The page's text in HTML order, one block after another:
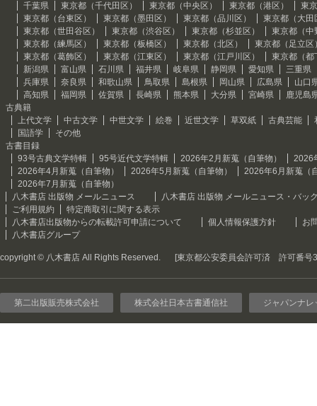
千葉県
東京都（千代田区） 東京都（中央区） 東京都（港区）
東
東京都（台東区）
東京都（墨田区） 東京都（品川区）
東京都（大田
東京都（世田谷区）
東京都（渋谷区） 東京都（杉並区）
東京都（中
東京都（練馬区）
東京都（板橋区） 東京都（北区）
東京都（足立区
東京都（葛飾区）
東京都（江東区） 東京都（江戸川区）
東京都（都
新潟県
富山県 石川県 福井県 岐阜県 静岡県 愛知県
三重県
兵庫県
奈良県 和歌山県 鳥取県 島根県 岡山県 広島県
山口
高知県
福岡県 佐賀県 長崎県 熊本県 大分県 宮崎県
鹿児島
古典籍
上代文学
中古文学 中世文学 絵巻 近世文学 草双紙 古典芸能
国語学
その他
古書目録
93号古典文学特輯
95号近代文学特輯 2026年2月新蒐（自筆物）
2026
2026年4月新蒐（自筆物）
2026年5月新蒐（自筆物）
2026年6月新蒐（
2026年7月新蒐（自筆物）
八木書店 出版物 メールニュース
八木書店 出版物 メールニュース・バッ
ご利用規約
特定商取引に関する表示
八木書店出版物からの転載許可申請について
個人情報保護方針
お
八木書店グループ
copyright © 八木書店 All Rights Reserved. [東京都公安委員会許可済 許可番号
第二出版販売株式会社 株式会社日本古書通信社 ジャパンナレ